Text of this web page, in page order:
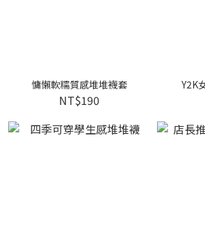
慵懶軟糯質感堆堆襪套
NT$190
Y2K